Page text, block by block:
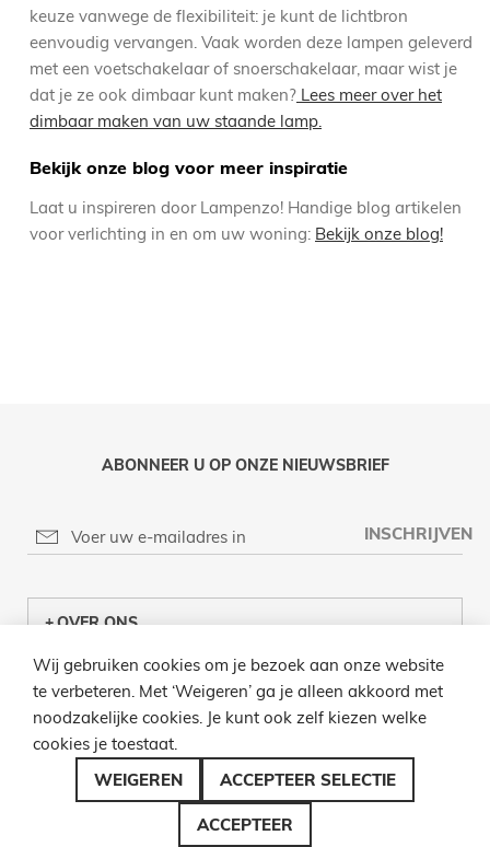
keuze vanwege de flexibiliteit: je kunt de lichtbron
eenvoudig vervangen. Vaak worden deze lampen geleverd
met een voetschakelaar of snoerschakelaar, maar wist je
dat je ze ook dimbaar kunt maken? Lees meer over het
dimbaar maken van uw staande lamp.
Bekijk onze blog voor meer inspiratie
Laat u inspireren door Lampenzo! Handige blog artikelen
voor verlichting in en om uw woning: Bekijk onze blog!
ABONNEER U OP ONZE NIEUWSBRIEF
INSCHRIJVEN
OVER ONS
KLANTENCENTRUM
INFO
BEL ONS
© 2026 LAMPENZO ALLE RECHTEN VOORBEHOUDEN
Wij gebruiken cookies om je bezoek aan onze website
te verbeteren. Met ‘Weigeren’ ga je alleen akkoord met
noodzakelijke cookies. Je kunt ook zelf kiezen welke
cookies je toestaat.
WEIGEREN
ACCEPTEER SELECTIE
ACCEPTEER